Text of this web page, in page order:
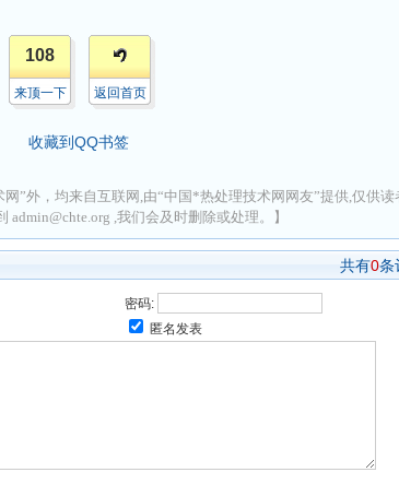
108
来顶一下 返回首页
收藏到QQ书签
网”外，均来自互联网,由“中国*热处理技术网网友”提供,仅供读
,我们会及时删除或处理。】
共有0条
密码:
匿名发表